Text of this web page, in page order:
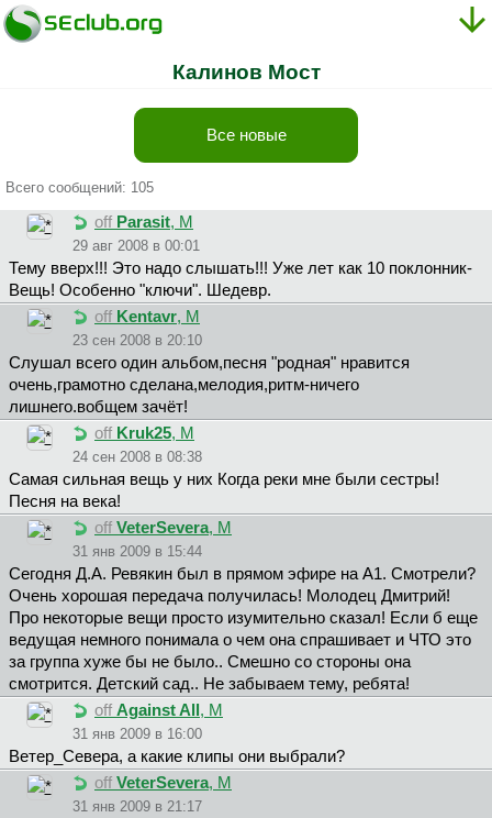
Калинов Мост
Все новые
Всего сообщений: 105
off Parasit, М
29 авг 2008 в 00:01
Тему вверх!!! Это надо слышать!!! Уже лет как 10 поклонник-
Вещь! Особенно "ключи". Шедевр.
off Kentavr, М
23 сен 2008 в 20:10
Слушал всего один альбом,песня "родная" нравится
очень,грамотно сделана,мелодия,ритм-ничего
лишнего.вобщем зачёт!
off Kruk25, М
24 сен 2008 в 08:38
Самая сильная вещь у них Когда реки мне были сестры!
Песня на века!
off VeterSevera, М
31 янв 2009 в 15:44
Сегодня Д.А. Ревякин был в прямом эфире на А1. Смотрели?
Очень хорошая передача получилась! Молодец Дмитрий!
Про некоторые вещи просто изумительно сказал! Если б еще
ведущая немного понимала о чем она спрашивает и ЧТО это
за группа хуже бы не было.. Смешно со стороны она
смотрится. Детский сад.. Не забываем тему, ребята!
off Against All , М
31 янв 2009 в 16:00
Beтep_Ceвepa, а какие клипы они выбрали?
off VeterSevera, М
31 янв 2009 в 21:17